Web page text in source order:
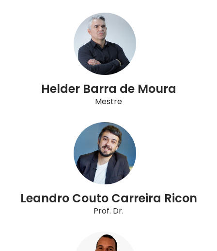
Helder Barra de Moura
Mestre
Leandro Couto Carreira Ricon
Prof. Dr.